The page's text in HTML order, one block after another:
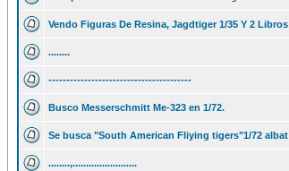
Vendo Figuras De Resina, Jagdtiger 1/35 Y 2 Libros
........
----------------------------------------
Busco Messerschmitt Me-323 en 1/72.
Se busca "South American Fliying tigers"1/72 albat
........,........................